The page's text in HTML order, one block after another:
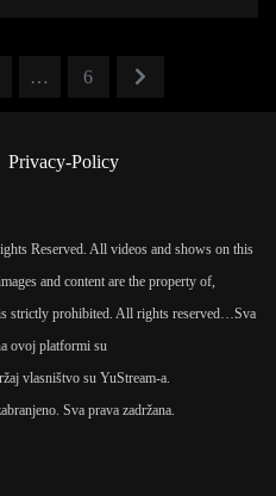
… 6
Privacy-Policy
Reserved. All videos and shows on this
and content are the property of,
strictly prohibited. All rights reserved… Sva
ovoj platformi su
vlasništvo su YuStream-a.
Sva prava zadržana.